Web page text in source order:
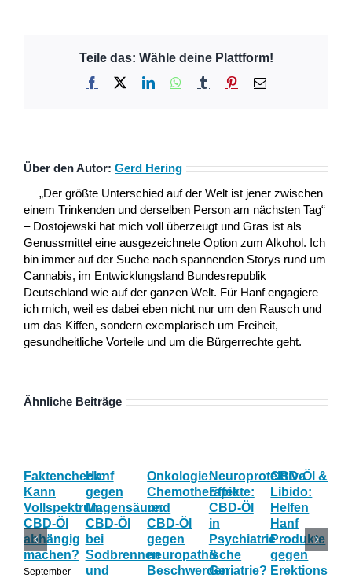
Teile das: Wähle deine Plattform!
Facebook LinkedInWhatsApp
Tumblr Pinterest
E-
Über den Autor: Gerd Hering
„Der größte Unterschied auf der Welt ist jener zwischen
einem Trinkenden und derselben Person am nächsten Tag“
– Dostojewski hat mich voll überzeugt und Gras ist als
Genussmittel eine ausgezeichnete Option zum Alkohol. Ich
bin immer auf der Suche nach spannenden Storys rund um
Cannabis, im Entwicklungsland Bundesrepublik
Deutschland wie auf der ganzen Welt. Für Hanf engagiere
ich mich, weil es dabei eben nicht nur um den Rausch und
um das Kiffen, sondern exemplarisch um Freiheit,
gesundheitliche Vorteile und um die Bürgerrechte geht.
Ähnliche Beiträge
Faktencheck:
Kann
Vollspektrum
CBD-Öl
abhängig
machen?
September
Hanf
gegen
Magensäure:
CBD-Öl
bei
Sodbrennen
und
Onkologie:
Chemotherapie
und
CBD-Öl
gegen
neuropathische
Beschwerden
Neuroprotektive
Effekte:
CBD-Öl
in
Psychiatrie
&
Geriatrie?
CBD-Öl &
Libido:
Helfen
Hanf
Produkte
gegen